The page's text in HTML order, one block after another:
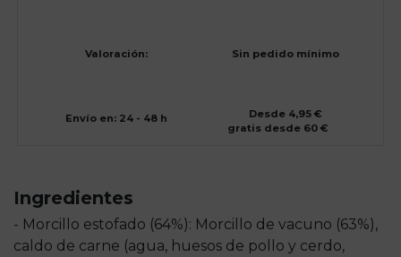
Valoración: Sin pedido mínimo
Envío en: 24 - 48 h
Desde 4,95 €
gratis desde 60 €
Ingredientes
- Morcillo estofado (64%): Morcillo de vacuno (63%),
caldo de carne (agua, huesos de pollo y cerdo,